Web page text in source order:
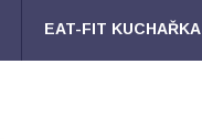
EAT-FIT KUCHAŘKA